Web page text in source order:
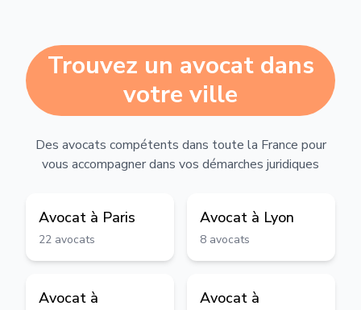
Trouvez un avocat dans
votre ville
Des avocats compétents dans toute la France pour
vous accompagner dans vos démarches juridiques
Avocat à Paris
22 avocats
Avocat à Lyon
8 avocats
Avocat à
Avocat à